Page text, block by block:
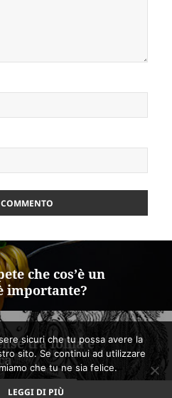
che cos’è un
importante?
tra follia e
sicuri che tu possa avere la
sito. Se continui ad utilizzare
che tu ne sia felice.
LEGGI DI PIÙ